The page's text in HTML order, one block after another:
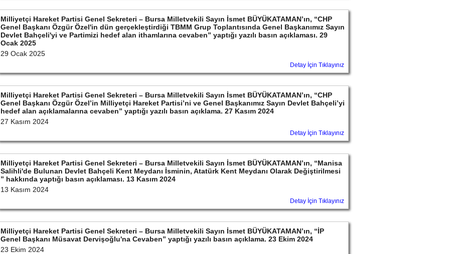
Milliyetçi Hareket Partisi Genel Sekreteri – Bursa Milletvekili Sayın İsmet BÜYÜKATAMAN’ın, “CHP
Genel Başkanı Özgür Özel'in dün gerçekleştirdiği TBMM Grup Toplantısında Genel Başkanımız Sayın
Devlet Bahçeli'yi ve Partimizi hedef alan ithamlarına cevaben” yaptığı yazılı basın açıklaması. 29
Ocak 2025
29 Ocak 2025
Detay İçin Tıklayınız
Milliyetçi Hareket Partisi Genel Sekreteri – Bursa Milletvekili Sayın İsmet BÜYÜKATAMAN’ın, “CHP
Genel Başkanı Özgür Özel’in Milliyetçi Hareket Partisi’ni ve Genel Başkanımız Sayın Devlet Bahçeli’yi
hedef alan açıklamalarına cevaben” yaptığı yazılı basın açıklama. 27 Kasım 2024
27 Kasım 2024
Detay İçin Tıklayınız
Milliyetçi Hareket Partisi Genel Sekreteri – Bursa Milletvekili Sayın İsmet BÜYÜKATAMAN’ın, “Manisa
Salihli'de Bulunan Devlet Bahçeli Kent Meydanı İsminin, Atatürk Kent Meydanı Olarak Değiştirilmesi
” hakkında yaptığı basın açıklaması. 13 Kasım 2024
13 Kasım 2024
Detay İçin Tıklayınız
Milliyetçi Hareket Partisi Genel Sekreteri – Bursa Milletvekili Sayın İsmet BÜYÜKATAMAN’ın, “İP
Genel Başkanı Müsavat Dervişoğlu'na Cevaben” yaptığı yazılı basın açıklama. 23 Ekim 2024
23 Ekim 2024